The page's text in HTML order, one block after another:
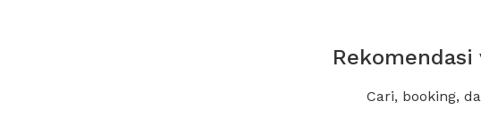
Cari, booking,